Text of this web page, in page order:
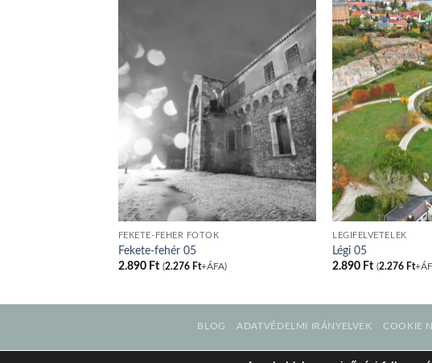
FEKETE-FEHÉR FOTÓK
Fekete-fehér 05
2.890 Ft (2.276 Ft+ÁFA)
LÉGIFELVÉTELEK
Légi 05
2.890 Ft (2.276 Ft
BLOG ADATVÉDELMI IRÁNYELVEK COOKIE